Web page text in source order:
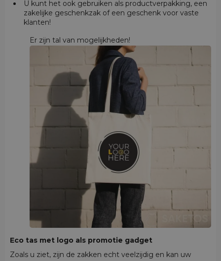
U kunt het ook gebruiken als productverpakking, een
zakelijke geschenkzak of een geschenk voor vaste
klanten!
Er zijn tal van mogelijkheden!
Eco tas met logo als promotie gadget
Zoals u ziet, zijn de zakken echt veelzijdig en kan uw